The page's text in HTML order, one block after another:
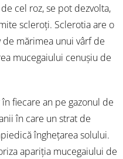
cel roz, se pot dezvolta,
scleroți. Sclerotia are o
mărimea unui vârf de
mucegaiului cenușiu de
fiecare an pe gazonul de
în care un strat de
înghețarea solului.
apariția mucegaiului de